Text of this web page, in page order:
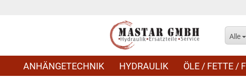
Alle
ANHÄNGETECHNIK HYDRAULIK ÖLE / FETTE /